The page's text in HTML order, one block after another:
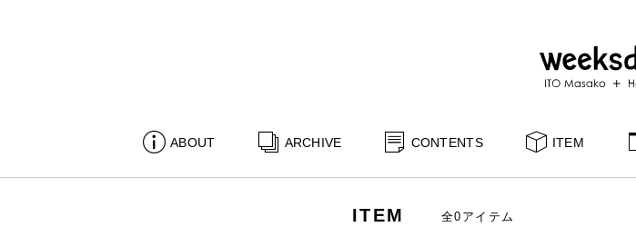
ABOUT ARCHIVE CONTENTS ITEM
ITEM 全0アイテム